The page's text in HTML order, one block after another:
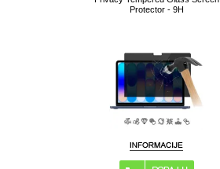
Protector - 9H